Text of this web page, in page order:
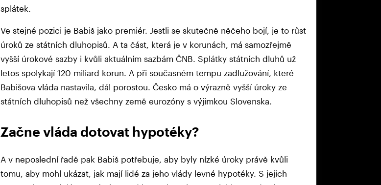
splátek.
Ve stejné pozici je Babiš jako premiér. Jestli se skutečně něčeho bojí, je to růst
úroků ze státních dluhopisů. A ta část, která je v korunách, má samozřejmě
vyšší úrokové sazby i kvůli aktuálním sazbám ČNB. Splátky státních dluhů už
letos spolykají 120 miliard korun. A při současném tempu zadlužování, které
Babišova vláda nastavila, dál porostou. Česko má o výrazně vyšší úroky ze
státních dluhopisů než všechny země eurozóny s výjimkou Slovenska.
Začne vláda dotovat hypotéky?
A v neposlední řadě pak Babiš potřebuje, aby byly nízké úroky právě kvůli
tomu, aby mohl ukázat, jak mají lidé za jeho vlády levné hypotéky. S jejich